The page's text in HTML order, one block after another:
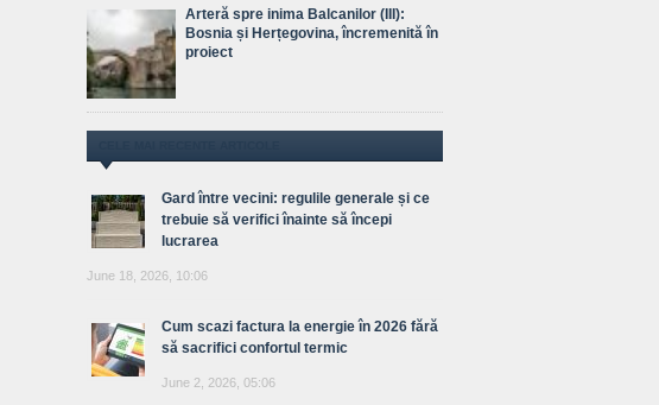
Arteră spre inima Balcanilor (III):
Bosnia și Herțegovina, încremenită în
proiect
Gard între vecini: regulile generale și ce
trebuie să verifici înainte să începi
lucrarea
June 18, 2026, 10:06
Cum scazi factura la energie în 2026 fără
să sacrifici confortul termic
June 2, 2026, 05:06